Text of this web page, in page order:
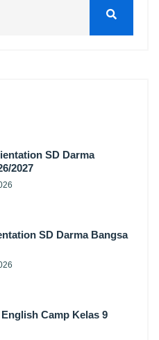
SD Darma
2027
SD Darma Bangsa
Camp Kelas 9